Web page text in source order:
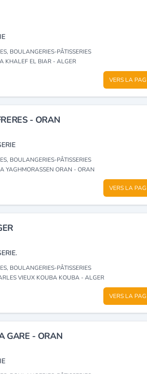
BOULANGERIES-PÂTISSERIES
KHALEF EL BIAR - ALGER
VERS LA
- ORAN
BOULANGERIES-PÂTISSERIES
YAGHMORASSEN ORAN - ORAN
VERS LA
BOULANGERIES-PÂTISSERIES
VIEUX KOUBA KOUBA - ALGER
VERS LA
GARE - ORAN